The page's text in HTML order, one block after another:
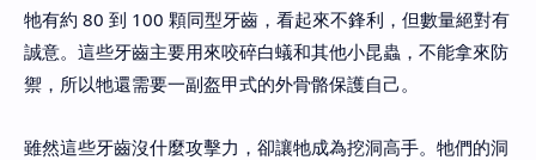
牠有約 80 到 100 顆同型牙齒，看起來不鋒利，但數量絕對有
誠意。這些牙齒主要用來咬碎白蟻和其他小昆蟲，不能拿來防
禦，所以牠還需要一副盔甲式的外骨骼保護自己。
雖然這些牙齒沒什麼攻擊力，卻讓牠成為挖洞高手。牠們的洞